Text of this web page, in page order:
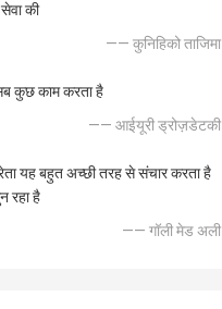
की
—— कुनिहिको ताजिमा
कुछ काम करता है
—— आईयूरी ड्रोज़डेटकी
यह बहुत अच्छी तरह से संचार करता है
रहा है
—— गॉली मेड अली